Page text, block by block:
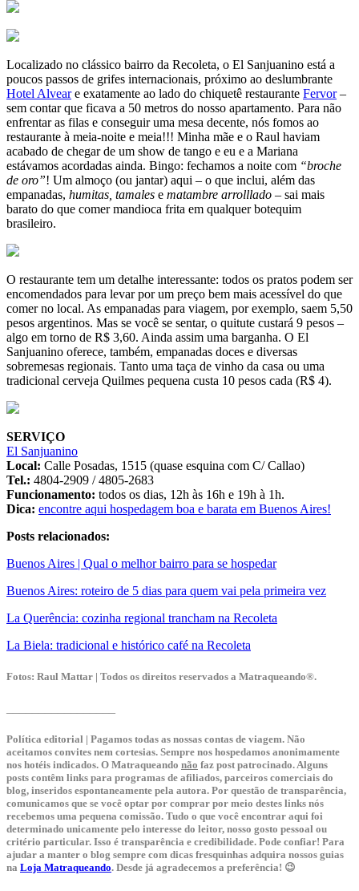
Localizado no clássico bairro da Recoleta, o El Sanjuanino está a
poucos passos de grifes internacionais, próximo ao deslumbrante
Hotel Alveare exatamente ao lado do chiquetê restaurante Fervor–
sem contar que ficava a 50 metros do nosso apartamento. Para não
enfrentar as filas e conseguir uma mesa decente, nós fomos ao
restaurante à meia-noite e meia!!! Minha mãe e o Raul haviam
acabado de chegar de um show de tango e eu e a Mariana
estávamos acordadas ainda. Bingo: fechamos a noite com “broche
de oro”! Um almoço (ou jantar) aqui – o que inclui, além das
empanadas, humitas, tamales e matambre arrolllado – sai mais
barato do que comer mandioca frita em qualquer botequim
brasileiro.
O restaurante tem um detalhe interessante: todos os pratos podem ser
encomendados para levar por um preço bem mais acessível do que
comer no local. As empanadas para viagem, por exemplo, saem 5,50
pesos argentinos. Mas se você se sentar, o quitute custará 9 pesos –
algo em torno de R$ 3,60. Ainda assim uma barganha. O El
Sanjuanino oferece, também, empanadas doces e diversas
sobremesas regionais. Tanto uma taça de vinho da casa ou uma
tradicional cerveja Quilmes pequena custa 10 pesos cada (R$ 4).
SERVIÇO
El Sanjuanino
Local: Calle Posadas, 1515 (quase esquina com C/ Callao)
Tel.: 4804-2909 / 4805-2683
Funcionamento: todos os dias, 12h às 16h e 19h à 1h.
Dica: encontre aqui hospedagem boa e barata em Buenos Aires!
Posts relacionados:
Buenos Aires | Qual o melhor bairro para se hospedar
Buenos Aires: roteiro de 5 dias para quem vai pela primeira vez
La Querência: cozinha regional trancham na Recoleta
La Biela: tradicional e histórico café na Recoleta
Fotos: Raul Mattar | Todos os direitos reservados a Matraqueando®.
Política editorial | Pagamos todas as nossas contas de viagem. Não
aceitamos convites nem cortesias. Sempre nos hospedamos anonimamente
nos hotéis indicados. O Matraqueando não faz post patrocinado. Alguns
posts contêm links para programas de afiliados, parceiros comerciais do
blog, inseridos espontaneamente pela autora. Por questão de transparência,
comunicamos que se você optar por comprar por meio destes links nós
recebemos uma pequena comissão. Tudo o que você encontrar aqui foi
determinado unicamente pelo interesse do leitor, nosso gosto pessoal ou
critério particular. Isso é transparência e credibilidade. Pode confiar! Para
ajudar a manter o blog sempre com dicas fresquinhas adquira nossos guias
na Loja Matraqueando. Desde já agradecemos a preferência! 😉